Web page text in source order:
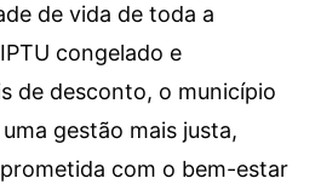
de vida de toda a
congelado e
de desconto, o município
gestão mais justa,
com o bem-estar